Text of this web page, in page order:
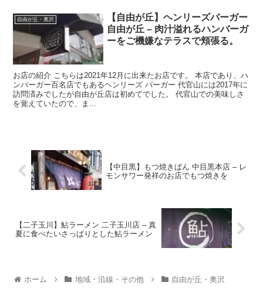
自由が丘・奥沢
【自由が丘】ヘンリーズバーガー
自由が丘 – 肉汁溢れるハンバーガ
ーをご機嫌なテラスで頬張る。
お店の紹介 こちらは2021年12月に出来たお店です。 本店であり、ハ
ンバーガー百名店でもあるヘンリーズ バーガー 代官山には2017年に
訪問済みでしたが自由が丘店は初めてでした。 代官山での美味しさ
を覚えていたので、ま...
【中目黒】もつ焼きばん 中目黒本店 – レ
モンサワー発祥のお店でもつ焼きを
【二子玉川】鮎ラーメン 二子玉川店 – 真
夏に食べたいさっぱりとした鮎ラーメン
ホーム 地域・沿線・その他 自由が丘・奥沢